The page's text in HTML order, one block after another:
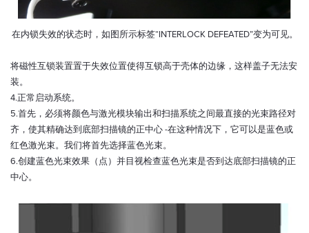
在内锁失效的状态时，如图所示标签“INTERLOCK DEFEATED”变为可见。
将磁性互锁装置置于失效位置使得互锁高于壳体的边缘，这样盖子无法安
装。
4.正常启动系统。
5.首先，必须将颜色与激光模块输出和扫描系统之间最直接的光束路径对
齐，使其精确达到底部扫描镜的正中心 -在这种情况下，它可以是蓝色或
红色激光束。我们将首先选择蓝色光束。
6.创建蓝色光束效果（点）并目视检查蓝色光束是否到达底部扫描镜的正
中心。